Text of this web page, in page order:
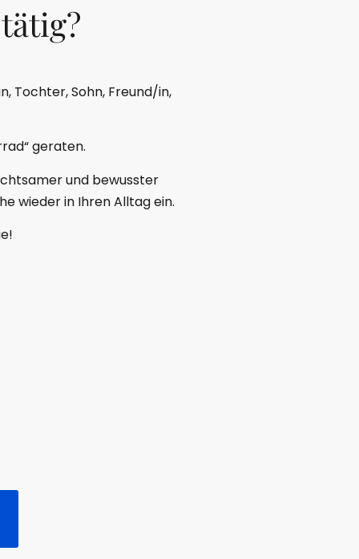
Tochter, Sohn, Freund/in,
geraten.
und bewusster
wieder in Ihren Alltag ein.